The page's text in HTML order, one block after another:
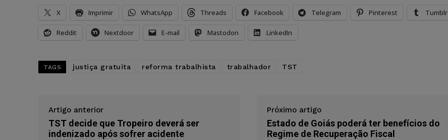
X Imprimir WhatsApp Threads Facebook Telegram Pinterest Tumblr
Reddit Nextdoor E-mail Mastodon LinkedIn
TAGS justiça gratuita reforma trabalhista trabalhador TST
Artigo anterior
TST decide que Tropeiro deverá ser
indenizado após sofrer acidente
Próximo artigo
Estado de Goiás poderá ter benefícios do
Regime de Recuperação Fiscal